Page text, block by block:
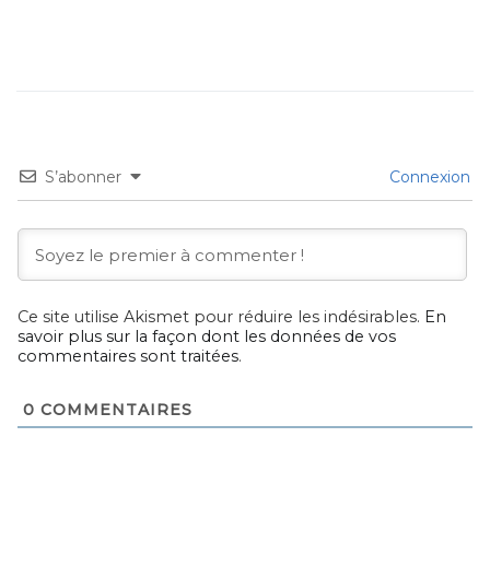
S’abonner Connexion
Ce site utilise Akismet pour réduire les indésirables. En
savoir plus sur la façon dont les données de vos
commentaires sont traitées.
0 COMMENTAIRES